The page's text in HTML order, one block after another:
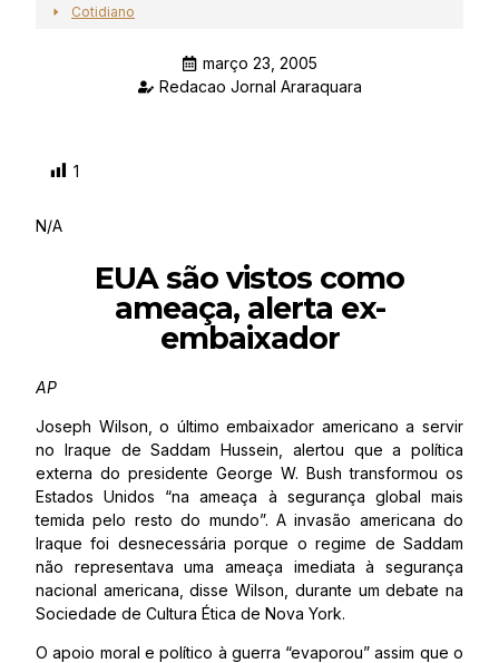
Cotidiano
março 23, 2005
Redacao Jornal Araraquara
1
N/A
EUA são vistos como
ameaça, alerta ex-
embaixador
AP
Joseph Wilson, o último embaixador americano a servir
no Iraque de Saddam Hussein, alertou que a política
externa do presidente George W. Bush transformou os
Estados Unidos “na ameaça à segurança global mais
temida pelo resto do mundo”. A invasão americana do
Iraque foi desnecessária porque o regime de Saddam
não representava uma ameaça imediata à segurança
nacional americana, disse Wilson, durante um debate na
Sociedade de Cultura Ética de Nova York.
O apoio moral e político à guerra “evaporou” assim que o